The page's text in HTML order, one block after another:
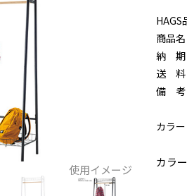
使用イメージ
HAGS
商品名
納 期
送 料
備 考
カラー
カラ